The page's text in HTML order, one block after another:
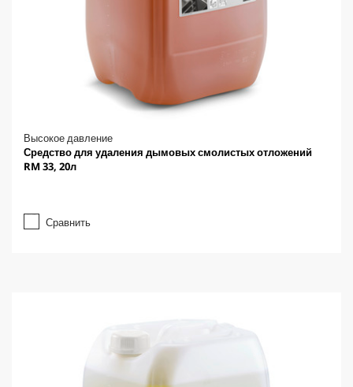
Высокое давление
Средство для удаления дымовых смолистых отложений
RM 33, 20л
Сравнить